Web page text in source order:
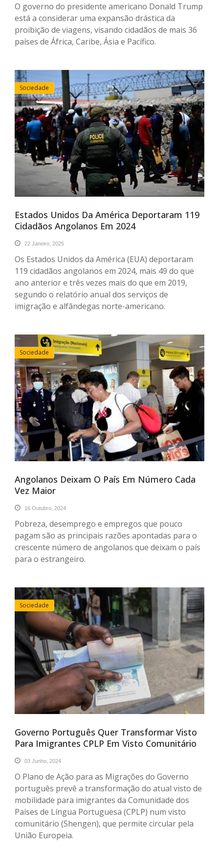
O governo do presidente americano Donald Trump
está a considerar uma expansão drástica da
proibição de viagens, visando cidadãos de mais 36
países de África, Caribe, Ásia e Pacífico.
Sociedade
Estados Unidos Da América Deportaram 119
Cidadãos Angolanos Em 2024
22 Janeiro, 2025
Os Estados Unidos da América (EUA) deportaram
119 cidadãos angolanos em 2024, mais 49 do que
ano anterior e três vezes mais do que em 2019,
segundo o relatório anual dos serviços de
imigração e alfândegas norte-americano.
Sociedade
Angolanos Deixam O País Em Número Cada
Vez Maior
16 Outubro, 2024
Pobreza, desemprego e empregos que pouco
pagam são as principais razões apontadas para o
crescente número de angolanos que deixam o país
para o estrangeiro.
Sociedade
Governo Português Quer Transformar Visto
Para Imigrantes CPLP Em Visto Comunitário
03 Junho, 2024
O Plano de Ação para as Migrações do Governo
português prevê a transformação do atual visto de
mobilidade para imigrantes da Comunidade dos
Países de Língua Portuguesa (CPLP) num visto
comunitário (Shengen), que permite circular pela
União Europeia.